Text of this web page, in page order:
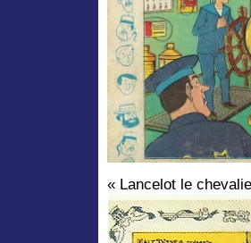
« Lancelot le